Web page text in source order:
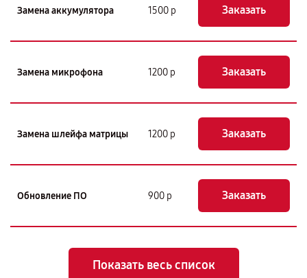
Замена аккумулятора 1500 р Заказать
Замена микрофона 1200 р Заказать
Замена шлейфа матрицы 1200 р Заказать
Обновление ПО 900 р Заказать
Показать весь список